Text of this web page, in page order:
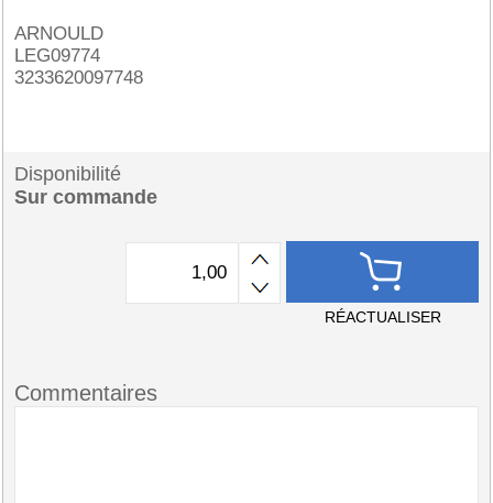
ARNOULD
LEG09774
3233620097748
Disponibilité
Sur commande
RÉACTUALISER
Commentaires